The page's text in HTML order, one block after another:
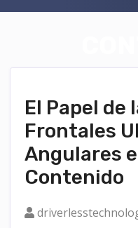
El Papel
Ultra
El Papel de
Frontales
Angulares
Contenido